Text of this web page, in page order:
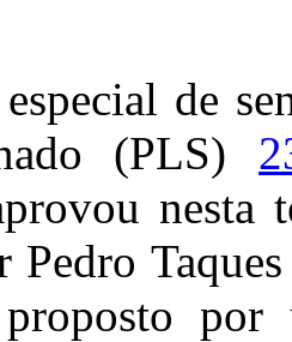
de
(PLS)
nesta
Pedro
por